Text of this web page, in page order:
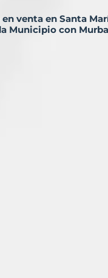
en venta en Santa
Municipio con